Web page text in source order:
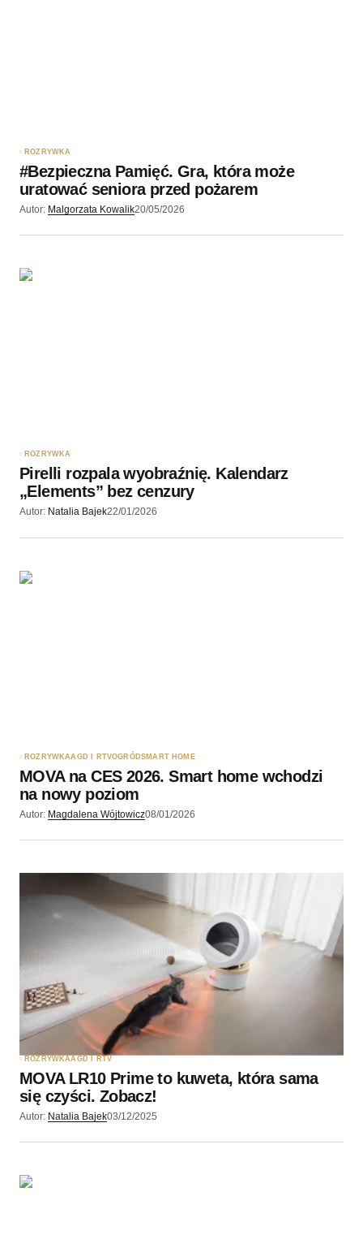
Wyślij komentarz
ROZRYWKA
#Bezpieczna Pamięć. Gra, która może
uratować seniora przed pożarem
Autor: Malgorzata Kowalik20/05/2026
ROZRYWKA
Pirelli rozpala wyobraźnię. Kalendarz
„Elements” bez cenzury
Autor: Natalia Bajek22/01/2026
ROZRYWKAAGD I RTVOGRÓDSMART HOME
MOVA na CES 2026. Smart home wchodzi
na nowy poziom
Autor: Magdalena Wójtowicz08/01/2026
ROZRYWKAAGD I RTV
MOVA LR10 Prime to kuweta, która sama
się czyści. Zobacz!
Autor: Natalia Bajek03/12/2025